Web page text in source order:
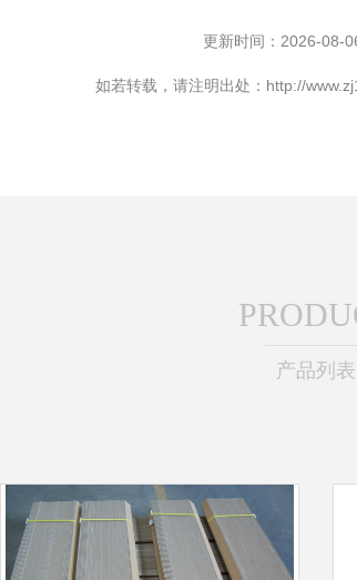
更新时间：2026-08-
如若转载，请注明出处：http://
产品列表